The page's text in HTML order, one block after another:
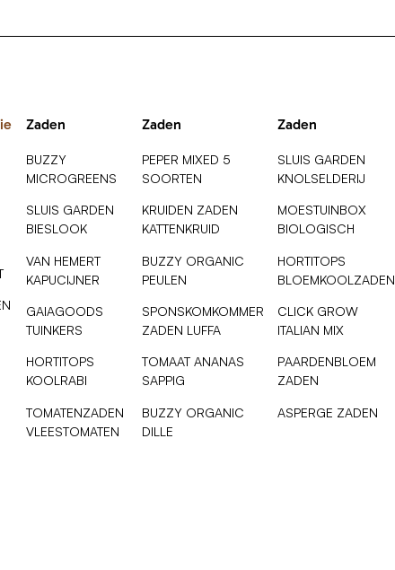
Zaden
BUZZY
MICROGREENS
SLUIS GARDEN
BIESLOOK
VAN HEMERT
KAPUCIJNER
GAIAGOODS
TUINKERS
HORTITOPS
KOOLRABI
TOMATENZADEN
VLEESTOMATEN
Zaden
PEPER MIXED 5
SOORTEN
KRUIDEN ZADEN
KATTENKRUID
BUZZY ORGANIC
PEULEN
SPONSKOMKOMMER
ZADEN LUFFA
TOMAAT ANANAS
SAPPIG
BUZZY ORGANIC
DILLE
Zaden
SLUIS GARDEN
KNOLSELDERIJ
MOESTUINBOX
BIOLOGISCH
HORTITOPS
BLOEMKOOLZADEN
CLICK GROW
ITALIAN MIX
PAARDENBLOEM
ZADEN
ASPERGE ZADEN